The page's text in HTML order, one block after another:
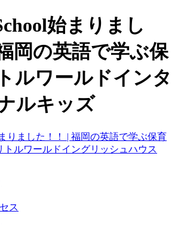
始まりまし
岡の英語で学ぶ保
ワールドインタ
ルキッズ